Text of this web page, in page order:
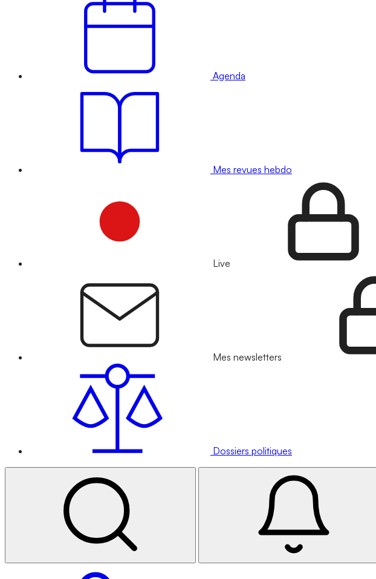
Agenda
Mes revues hebdo
Live
Mes newsletters
Dossiers politiques